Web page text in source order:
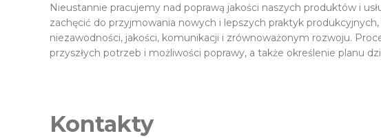
Nieustannie pracujemy nad poprawą jakości naszych produktów i
zachęcić do przyjmowania nowych i lepszych praktyk
niezawodności, jakości, komunikacji i zrównoważonym rozwoju.
przyszłych potrzeb i możliwości poprawy, a także określenie planu
Kontakty